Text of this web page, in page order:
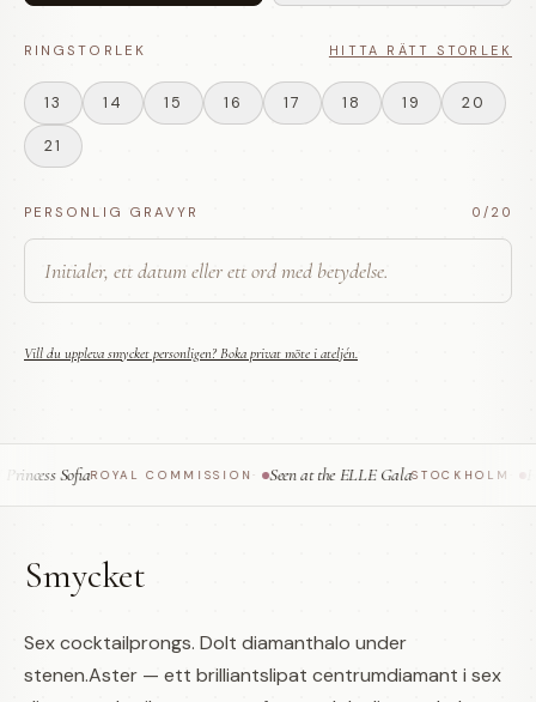
RINGSTORLEK HITTA RÄTT STORLEK
13 14 15 16 17 18 19 20
21
PERSONLIG GRAVYR 0 /20
Vill du uppleva smycket personligen? Boka privat möte i ateljén.
SofiaROYAL COMMISSION· Seen at the ELLE GalaSTOCKHOLM ·
Smycket
Sex cocktailprongs. Dolt diamanthalo under
stenen.Aster — ett brilliantslipat centrumdiamant i sex